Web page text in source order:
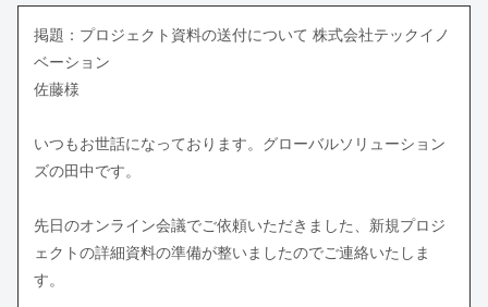
掲題：プロジェクト資料の送付について 株式会社テックイノ
ベーション
佐藤様
いつもお世話になっております。グローバルソリューション
ズの田中です。
先日のオンライン会議でご依頼いただきました、新規プロジ
ェクトの詳細資料の準備が整いましたのでご連絡いたしま
す。